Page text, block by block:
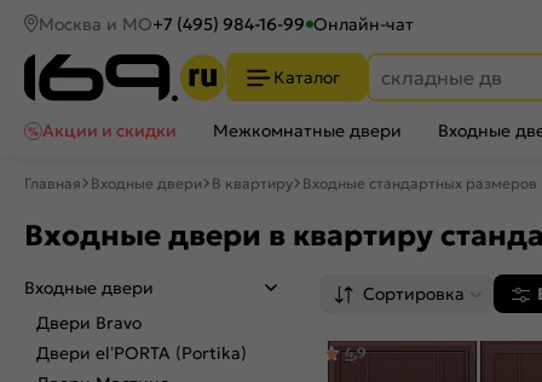
Москва и МО+7 (495) 984-16-99 Онлайн-чат
Каталог
Акции и скидки
Межкомнатные двери Входные
Главная Входные двери В квартиру Входные стандартных размеров
Входные двери в квартиру
Входные двери
Двери Bravo
Двери el’PORTA (Portika)
Сортировка
4,9